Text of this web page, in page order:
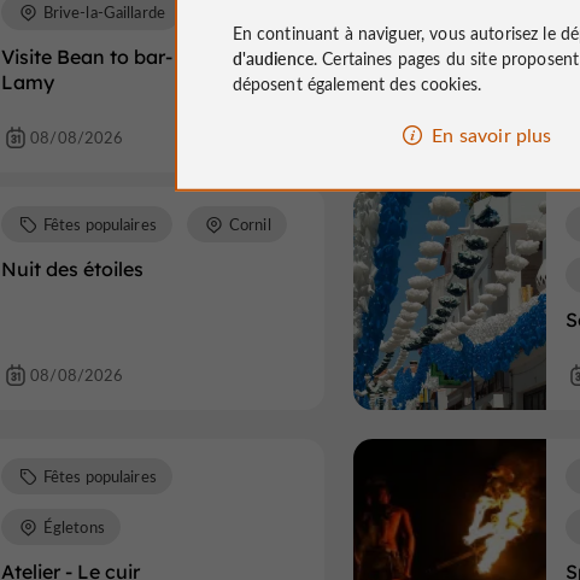
Visite Bean to bar- Chocolaterie
Lamy
Brive-la-Gaillarde
08/08/2026
Nuit des étoiles
Fêtes populaires Cornil
08/08/2026
Atelier - Le cuir
Fêtes populaires
Égletons
En continuant à naviguer, vous autorisez le
d'audience. Certaines pages du site
déposent également des cookies.
En savoir plus